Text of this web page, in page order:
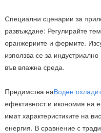
Специални сценарии за
развъждане: Регулирайте
оранжериите и фермите.
използва се за
във влажна среда.
Предимства наВоден
ефективност и икономия на
имат характеристиките на
енергия. В сравнение с